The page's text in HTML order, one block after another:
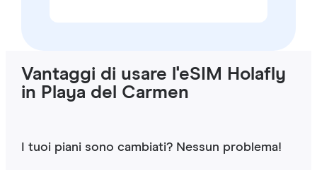
Vantaggi di usare l'eSIM Holafly
in Playa del Carmen
I tuoi piani sono cambiati? Nessun problema!